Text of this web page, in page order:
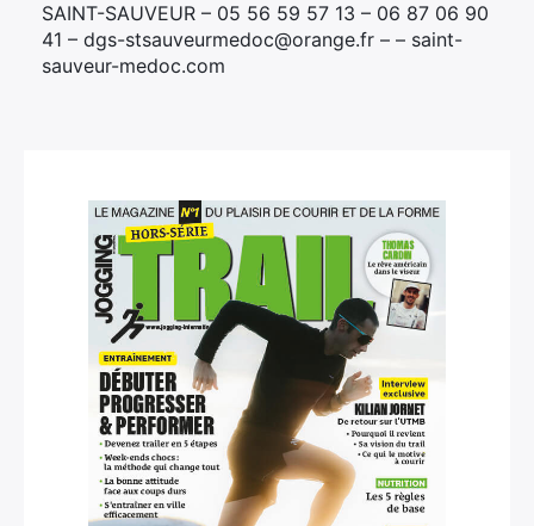
SAINT-SAUVEUR – 05 56 59 57 13 – 06 87 06 90
41 – dgs-stsauveurmedoc@orange.fr – – saint-
sauveur-medoc.com